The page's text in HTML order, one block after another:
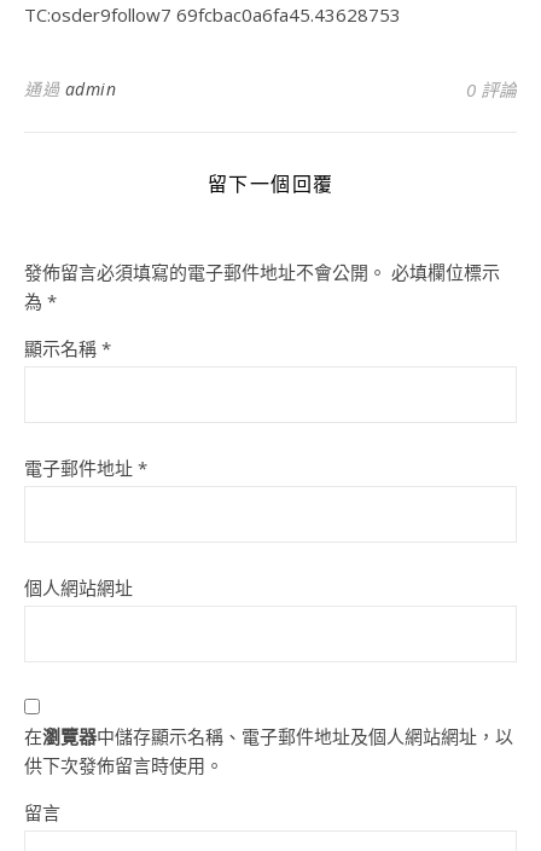
TC:osder9follow7 69fcbac0a6fa45.43628753
通過 admin 0 評論
留下一個回覆
發佈留言必須填寫的電子郵件地址不會公開。 必填欄位標示
為 *
顯示名稱 *
電子郵件地址 *
個人網站網址
在瀏覽器中儲存顯示名稱、電子郵件地址及個人網站網址，以
供下次發佈留言時使用。
留言